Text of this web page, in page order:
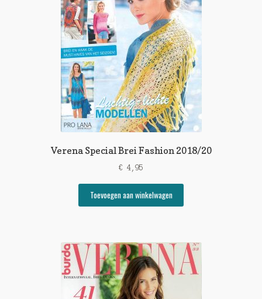
Verena Special Brei Fashion 2018/20
€ 4,95
Toevoegen aan winkelwagen